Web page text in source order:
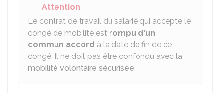
Attention
Le contrat de travail du salarié qui accepte le
congé de mobilité est rompu d'un
commun accord à la date de fin de ce
congé. Il ne doit pas être confondu avec la
mobilité volontaire sécurisée.